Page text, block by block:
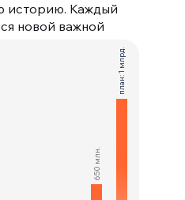
историю. Каждый
новой важной
650 млн.
план: 1 млрд.